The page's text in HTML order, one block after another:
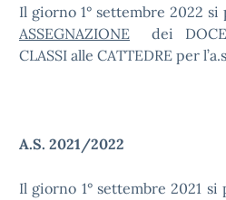
Il giorno 1° settembre 2022
ASSEGNAZIONE dei
CLASSI alle CATTEDRE per
A.S. 2021/2022
Il giorno 1° settembre 2021 si